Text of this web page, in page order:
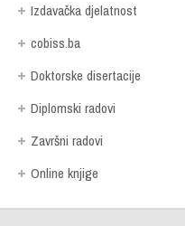
Izdavačka djelatnost
cobiss.ba
Doktorske disertacije
Diplomski radovi
Završni radovi
Online knjige